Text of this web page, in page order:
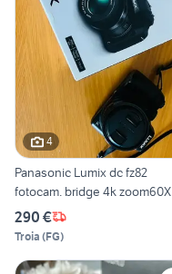
4
Panasonic Lumix dc fz82
fotocam. bridge 4k zoom60X
290 €
Troia (FG)